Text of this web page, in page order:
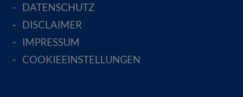
DATENSCHUTZ
DISCLAIMER
IMPRESSUM
COOKIEEINSTELLUNGEN